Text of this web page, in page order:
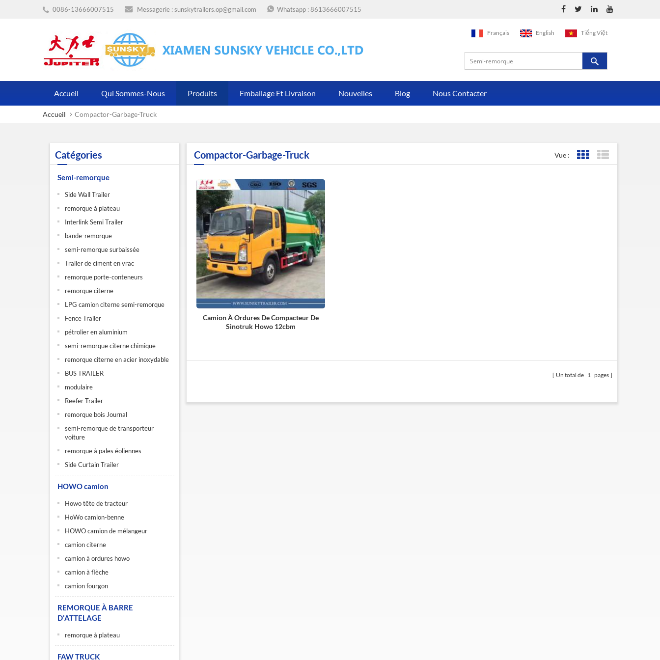
0086-13666007515 Messagerie :sunskytrailers.op@gmail.com Whatsapp :8613666007515
Français English Tiếng Việt
Accueil Qui Sommes-Nous Produits Emballage Et Livraison Nouvelles Blog Nous Contacter
Accueil Compactor-Garbage-Truck
Catégories
Semi-remorque
Side Wall Trailer
remorque à plateau
Interlink Semi Trailer
bande-remorque
semi-remorque surbaissée
Trailer de ciment en vrac
remorque porte-conteneurs
remorque citerne
LPG camion citerne semi-remorque
Fence Trailer
pétrolier en aluminium
semi-remorque citerne chimique
remorque citerne en acier inoxydable
BUS TRAILER
modulaire
Reefer Trailer
remorque bois Journal
semi-remorque de transporteur
voiture
remorque à pales éoliennes
Side Curtain Trailer
HOWO camion
Howo tête de tracteur
HoWo camion-benne
HOWO camion de mélangeur
camion citerne
camion à ordures howo
camion à flèche
camion fourgon
REMORQUE À BARRE
D'ATTELAGE
remorque à plateau
FAW TRUCK
Compactor-Garbage-Truck Vue : Affichage de la grille
Camion À Ordures De Compacteur De
Sinotruk Howo 12cbm
Un total de 1 pages